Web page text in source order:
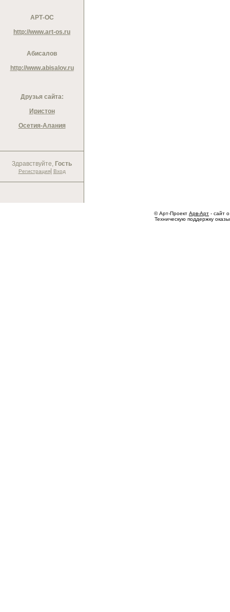
АРТ-ОС
http://www.art-os.ru
Абисалов
http://www.abisalov.ru
Друзья сайта:
Иристон
Осетия-Алания
Здравствуйте, Гость
Регистрация| Вход
© Арт-Проект Арв-Арт - сайт
Техническую поддержку